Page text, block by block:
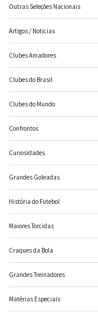
Outras Seleções Nacionais
Artigos / Noticias
Clubes Amadores
Clubes do Brasil
Clubes do Mundo
Confrontos
Curiosidades
Grandes Goleadas
História do Futebol
Maiores Torcidas
Craques da Bola
Grandes Treinadores
Matérias Especiais